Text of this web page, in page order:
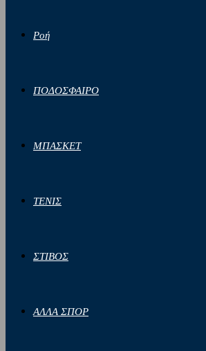
Ροή
ΠΟΔΟΣΦΑΙΡΟ
ΜΠΑΣΚΕΤ
ΤΕΝΙΣ
ΣΤΙΒΟΣ
ΑΛΛΑ ΣΠΟΡ